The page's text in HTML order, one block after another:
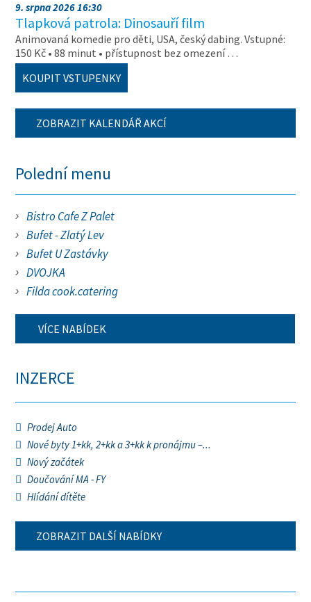
9. srpna 2026 16:30
Tlapková patrola: Dinosauří film
Animovaná komedie pro děti, USA, český dabing. Vstupné:
150 Kč • 88 minut • přístupnost bez omezení …
KOUPIT VSTUPENKY
ZOBRAZIT KALENDÁŘ AKCÍ
Polední menu
Bistro Cafe Z Palet
Bufet - Zlatý Lev
Bufet U Zastávky
DVOJKA
Filda cook.catering
VÍCE NABÍDEK
INZERCE
Prodej Auto
Nové byty 1+kk, 2+kk a 3+kk k pronájmu –...
Nový začátek
Doučování MA - FY
Hlídání dítěte
ZOBRAZIT DALŠÍ NABÍDKY